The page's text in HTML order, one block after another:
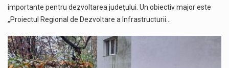
importante pentru dezvoltarea județului. Un obiectiv major este
„Proiectul Regional de Dezvoltare a Infrastructurii…